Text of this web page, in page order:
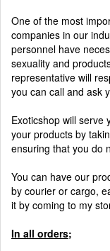
One of the most
companies in our
personnel have
sexuality and
representative will
you can call and ask
Exoticshop will serve
your products by
ensuring that you do
You can have our
by courier or cargo,
it by coming to my
In all orders;